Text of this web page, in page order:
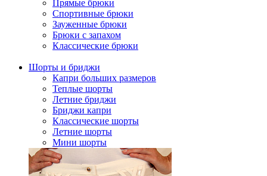
Прямые брюки
Спортивные брюки
Зауженные брюки
Брюки с запахом
Классические брюки
Шорты и бриджи
Капри больших размеров
Теплые шорты
Летние бриджи
Бриджи капри
Классические шорты
Летние шорты
Мини шорты